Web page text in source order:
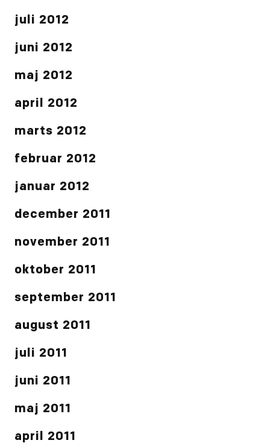
juli 2012
juni 2012
maj 2012
april 2012
marts 2012
februar 2012
januar 2012
december 2011
november 2011
oktober 2011
september 2011
august 2011
juli 2011
juni 2011
maj 2011
april 2011